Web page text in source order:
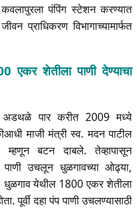
पंपिंग स्टेशन करण्यात
प्राधिकरण विभागाच्यामार्फत
एकर शेतीला पाणी देण्याचा
पार करीत 2009 मध्ये
माजी मंत्री स्व. मदन पाटील
म्हणून बटन दाबले. तेव्हापासून
उचलून धुळगावच्या ओढ्या,
धुळगाव येथील 1800 एकर शेतीला
पूर्वी दहा पंप पाणी उचलण्यासाठी